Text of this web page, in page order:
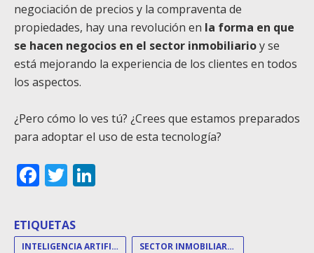
negociación de precios y la compraventa de
propiedades, hay una revolución en la forma en que
se hacen negocios en el sector inmobiliarioy se
está mejorando la experiencia de los clientes en todos
los aspectos.
¿Pero cómo lo ves tú? ¿Crees que estamos preparados
para adoptar el uso de esta tecnología?
Facebook
Twitter
ETIQUETAS
INTELIGENCIA ARTIFICIAL SECTOR INMOBILIARIO